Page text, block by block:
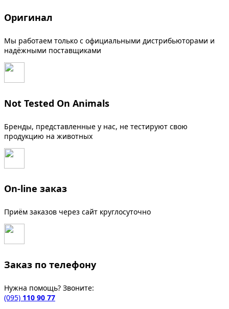
Оригинал
Мы работаем только с официальными дистрибьюторами и
надёжными поставщиками
Not Tested On Animals
Бренды, представленные у нас, не тестируют свою
продукцию на животных
On-line заказ
Приём заказов через сайт круглосуточно
Заказ по телефону
Нужна помощь? Звоните:
(095) 110 90 77